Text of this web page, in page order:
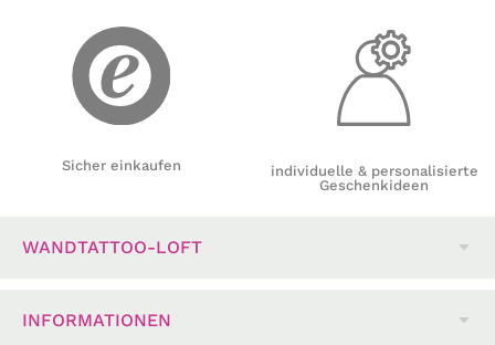
Sicher einkaufen
individuelle & personalisierte
Geschenkideen
WANDTATTOO-LOFT
INFORMATIONEN